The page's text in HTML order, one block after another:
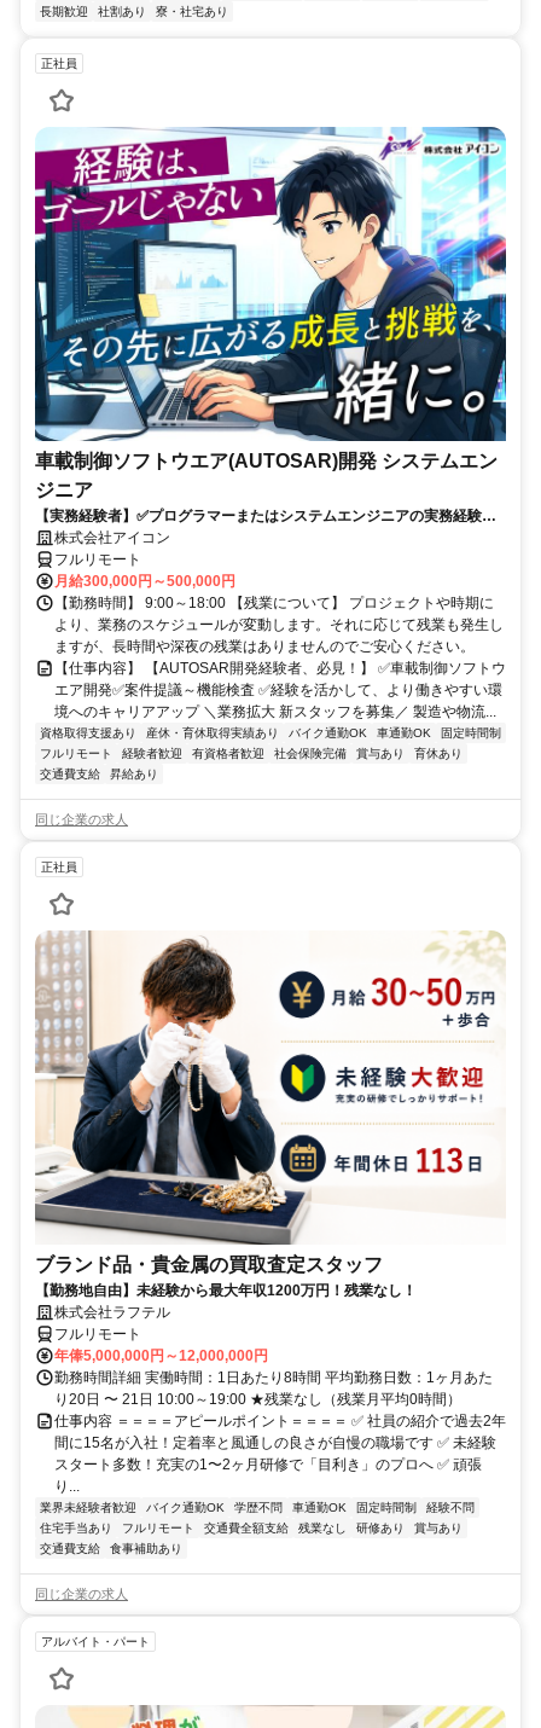
長期歓迎
社割あり 寮・社宅あり
正社員
車載制御ソフトウエア(AUTOSAR)開発 システムエン
ジニア
【実務経験者】✅プログラマーまたはシステムエンジニアの実務経験✅C
言語の開発経験✅車載組込ソフトの開発経験✅AUTOSARコンフィグ設
計経験
株式会社アイコン
フルリモート
月給300,000円～500,000円
【勤務時間】 9:00～18:00 【残業について】 プロジェクトや時期に
より、業務のスケジュールが変動します。それに応じて残業も発生し
ますが、長時間や深夜の残業はありませんのでご安心ください。
【仕事内容】 【AUTOSAR開発経験者、必見！】 ✅車載制御ソフトウ
エア開発✅案件提議～機能検査 ✅経験を活かして、より働きやすい環
境へのキャリアアップ ＼業務拡大 新スタッフを募集／ 製造や物流...
資格取得支援あり 産休・育休取得実績あり バイク通勤OK 車通勤OK
固定時間制
フルリモート
経験者歓迎 有資格者歓迎 社会保険完備 賞与あり
育休あり
交通費支給
昇給あり
同じ企業の求人
正社員
ブランド品・貴金属の買取査定スタッフ
【勤務地自由】未経験から最大年収1200万円！残業なし！
株式会社ラフテル
フルリモート
年俸5,000,000円～12,000,000円
勤務時間詳細 実働時間：1日あたり8時間 平均勤務日数：1ヶ月あた
り20日 〜 21日 10:00～19:00 ★残業なし（残業月平均0時間）
仕事内容 ＝＝＝＝アピールポイント＝＝＝＝ ✅ 社員の紹介で過去2年
間に15名が入社！定着率と風通しの良さが自慢の職場です ✅ 未経験
スタート多数！充実の1〜2ヶ月研修で「目利き」のプロへ ✅ 頑張
り...
業界未経験者歓迎 バイク通勤OK 学歴不問 車通勤OK 固定時間制
経験不問
住宅手当あり
フルリモート 交通費全額支給 残業なし 研修あり
賞与あり
交通費支給
食事補助あり
同じ企業の求人
アルバイト・パート